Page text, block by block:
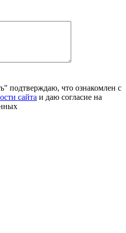
подтверждаю, что ознакомлен с
сайта и даю согласие на